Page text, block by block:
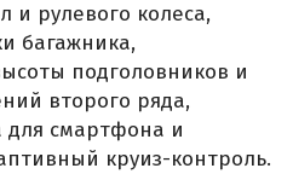
и рулевого колеса,
багажника,
подголовников и
второго ряда,
для смартфона и
круиз-контроль.